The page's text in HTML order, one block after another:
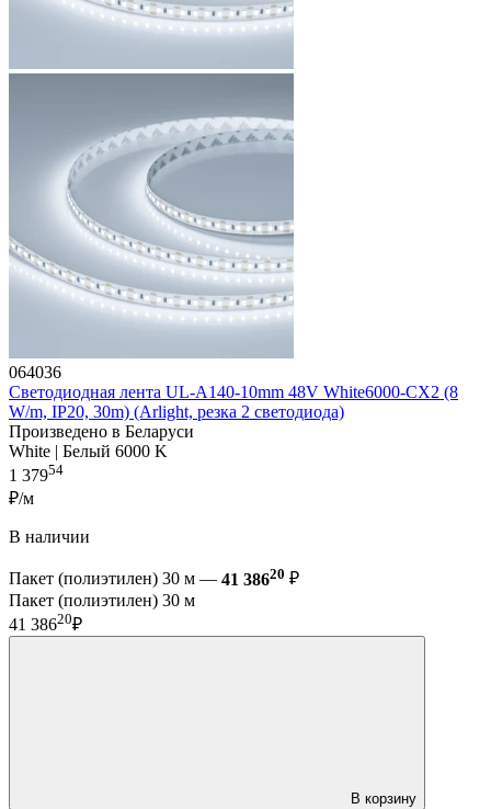
064036
Светодиодная лента UL-A140-10mm 48V White6000-CX2 (8
W/m, IP20, 30m) (Arlight, резка 2 светодиода)
Произведено в Беларуси
White | Белый 6000 K
1 37954
₽/м
В наличии
Пакет (полиэтилен) 30 м — 41 38620 ₽
Пакет (полиэтилен) 30 м
41 38620₽
В корзину